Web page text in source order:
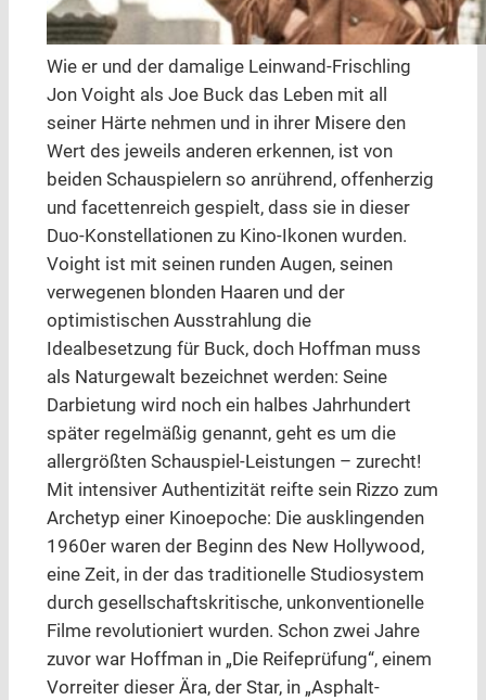
Wie er und der damalige Leinwand-Frischling
Jon Voight als Joe Buck das Leben mit all
seiner Härte nehmen und in ihrer Misere den
Wert des jeweils anderen erkennen, ist von
beiden Schauspielern so anrührend, offenherzig
und facettenreich gespielt, dass sie in dieser
Duo-Konstellationen zu Kino-Ikonen wurden.
Voight ist mit seinen runden Augen, seinen
verwegenen blonden Haaren und der
optimistischen Ausstrahlung die
Idealbesetzung für Buck, doch Hoffman muss
als Naturgewalt bezeichnet werden: Seine
Darbietung wird noch ein halbes Jahrhundert
später regelmäßig genannt, geht es um die
allergrößten Schauspiel-Leistungen – zurecht!
Mit intensiver Authentizität reifte sein Rizzo zum
Archetyp einer Kinoepoche: Die ausklingenden
1960er waren der Beginn des New Hollywood,
eine Zeit, in der das traditionelle Studiosystem
durch gesellschaftskritische, unkonventionelle
Filme revolutioniert wurden. Schon zwei Jahre
zuvor war Hoffman in „Die Reifeprüfung“, einem
Vorreiter dieser Ära, der Star, in „Asphalt-